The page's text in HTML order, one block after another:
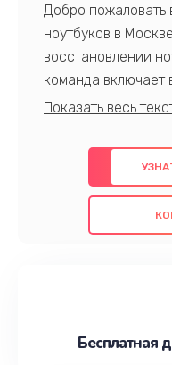
Добро пожаловать
ноутбуков в
восстановлении
команда включает
профессионалов с
предлагаем
использованием
также
проведенных
наилучшим
Бесплатная